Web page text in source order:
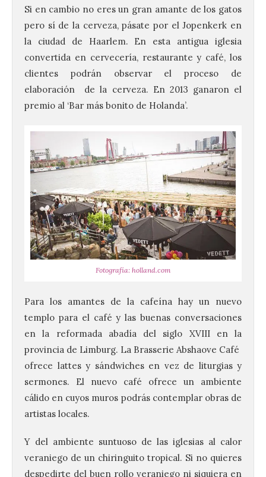
Si en cambio no eres un gran amante de los gatos
pero sí de la cerveza, pásate por el Jopenkerk en
la ciudad de Haarlem. En esta antigua iglesia
convertida en cervecería, restaurante y café, los
clientes podrán observar el proceso de
elaboración de la cerveza. En 2013 ganaron el
premio al ‘Bar más bonito de Holanda’.
Fotografía: holland.com
Para los amantes de la cafeína hay un nuevo
templo para el café y las buenas conversaciones
en la reformada abadía del siglo XVIII en la
provincia de Limburg. La Brasserie Abshaove Café
ofrece lattes y sándwiches en vez de liturgias y
sermones. El nuevo café ofrece un ambiente
cálido en cuyos muros podrás contemplar obras de
artistas locales.
Y del ambiente suntuoso de las iglesias al calor
veraniego de un chiringuito tropical. Si no quieres
despedirte del buen rollo veraniego ni siquiera en